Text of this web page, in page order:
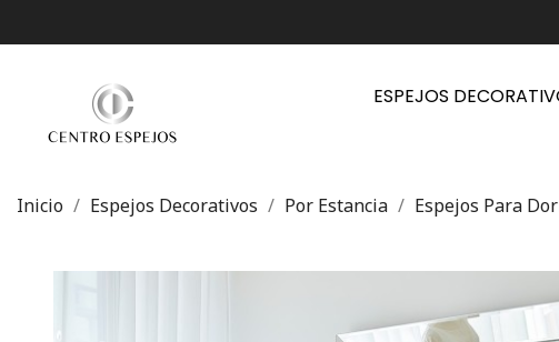
ESPEJOS
Inicio Espejos Decorativos Por Estancia Espejos Para